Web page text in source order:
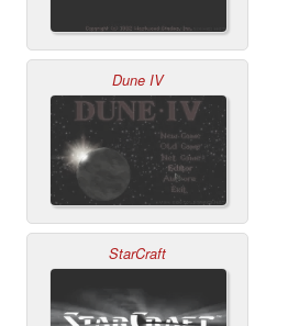
Dune IV
StarCraft